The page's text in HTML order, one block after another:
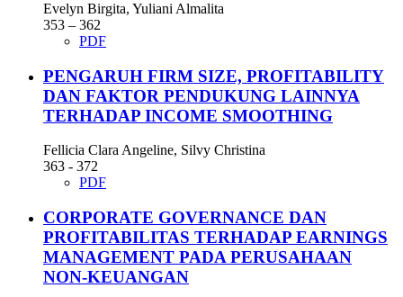
Evelyn Birgita, Yuliani Almalita
353 – 362
PDF
PENGARUH FIRM SIZE, PROFITABILITY
DAN FAKTOR PENDUKUNG LAINNYA
TERHADAP INCOME SMOOTHING
Fellicia Clara Angeline, Silvy Christina
363 - 372
PDF
CORPORATE GOVERNANCE DAN
PROFITABILITAS TERHADAP EARNINGS
MANAGEMENT PADA PERUSAHAAN
NON-KEUANGAN